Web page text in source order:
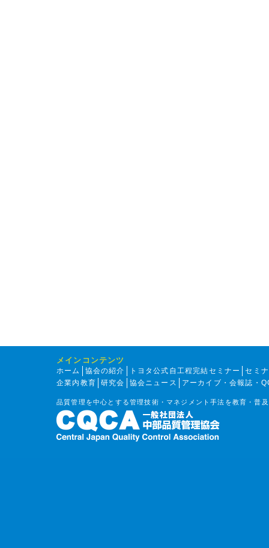
メインコンテンツ
ホーム 協会の紹介 トヨタ公式自工程完結セミナー
セミ
企業内教育
研究会 協会ニュース アーカイブ・会報誌・
品質管理を中心とする管理技術・マネジメント手法を教育・普